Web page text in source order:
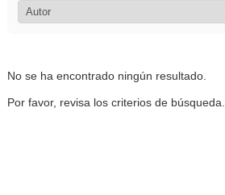
No se ha encontrado ningún resultado.
Por favor, revisa los criterios de búsqueda.